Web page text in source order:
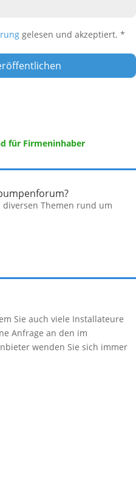
gelesen und akzeptiert. *
für Firmeninhaber
Themen rund um
Sie auch viele Installateure
Anfrage an den im
wenden Sie sich immer